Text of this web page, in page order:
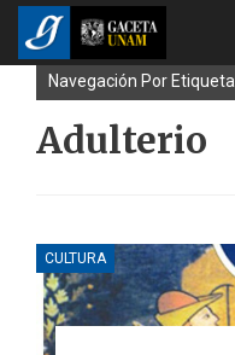
Navegación Por Etiqueta
Adulterio
CULTURA